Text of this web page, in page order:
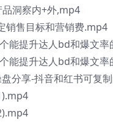
❅
洞察内+外,mp4
销售目标和营销费.mp4
能提升达人bd和爆文
能提升达人bd和爆文
分享-抖音和红书可复